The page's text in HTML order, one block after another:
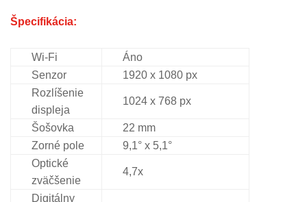
Špecifikácia:
Wi-Fi
Áno
Senzor
1920 x 1080 px
Rozlíšenie
displeja
1024 x 768 px
Šošovka
22 mm
Zorné pole
9,1° x 5,1°
Optické
zväčšenie
4,7x
Digitálny